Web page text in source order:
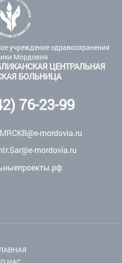
учреждение здравоохранения
Мордовия
ЦЕНТРАЛЬНАЯ
БОЛЬНИЦА
76-23-99
mordovia.ru
mordovia.ru